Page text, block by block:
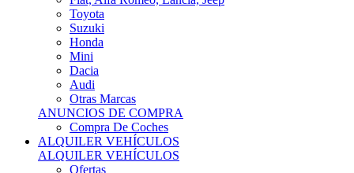
Suzuki
Honda
Mini
Dacia
Audi
Otras Marcas
ANUNCIOS DE COMPRA
Compra De Coches
ALQUILER VEHÍCULOS
ALQUILER VEHÍCULOS
Ofertas
Búsquedas